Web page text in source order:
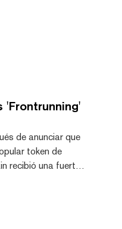
'Frontrunning'
de anunciar que
token de
recibió una fuerte
envuelta de